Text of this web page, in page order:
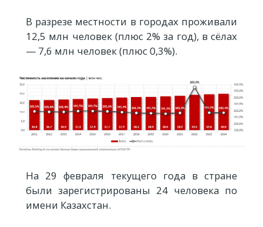
В разрезе местности в городах проживали
12,5 млн человек (плюс 2% за год), в сёлах
— 7,6 млн человек (плюс 0,3%).
На 29 февраля текущего года в стране
были зарегистрированы 24 человека по
имени Казахстан.